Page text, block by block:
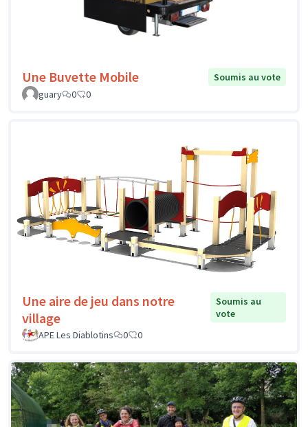
Une Buvette Mobile
Soumis au vote
guary
0 0
Une aire de jeu dans notre
village
Soumis au
vote
APE Les Diablotins
0 0